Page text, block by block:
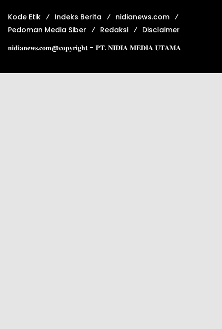
Kode Etik Indeks Berita
nidianews.com
Pedoman Media Siber
Redaksi
Disclaimer
𝐧𝐢𝐝𝐢𝐚𝐧𝐞𝐰𝐬.𝐜𝐨𝐦@𝐜𝐨𝐩𝐲𝐫𝐢𝐠𝐡𝐭 - 𝐏𝐓. 𝐍𝐈𝐃𝐈𝐀 𝐌𝐄𝐃𝐈𝐀 𝐔𝐓𝐀𝐌𝐀